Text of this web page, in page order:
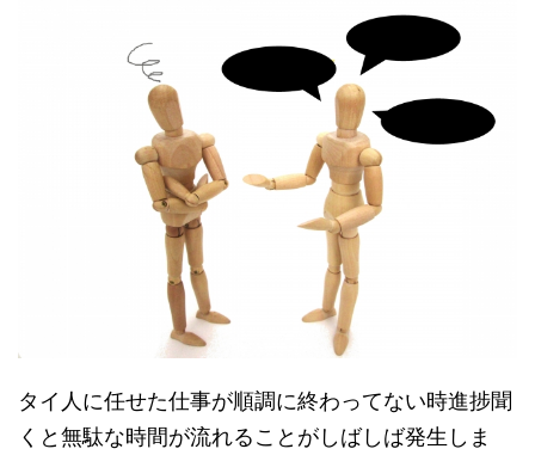
タイ人に任せた仕事が順調に終わってない時進捗聞
くと無駄な時間が流れることがしばしば発生しま